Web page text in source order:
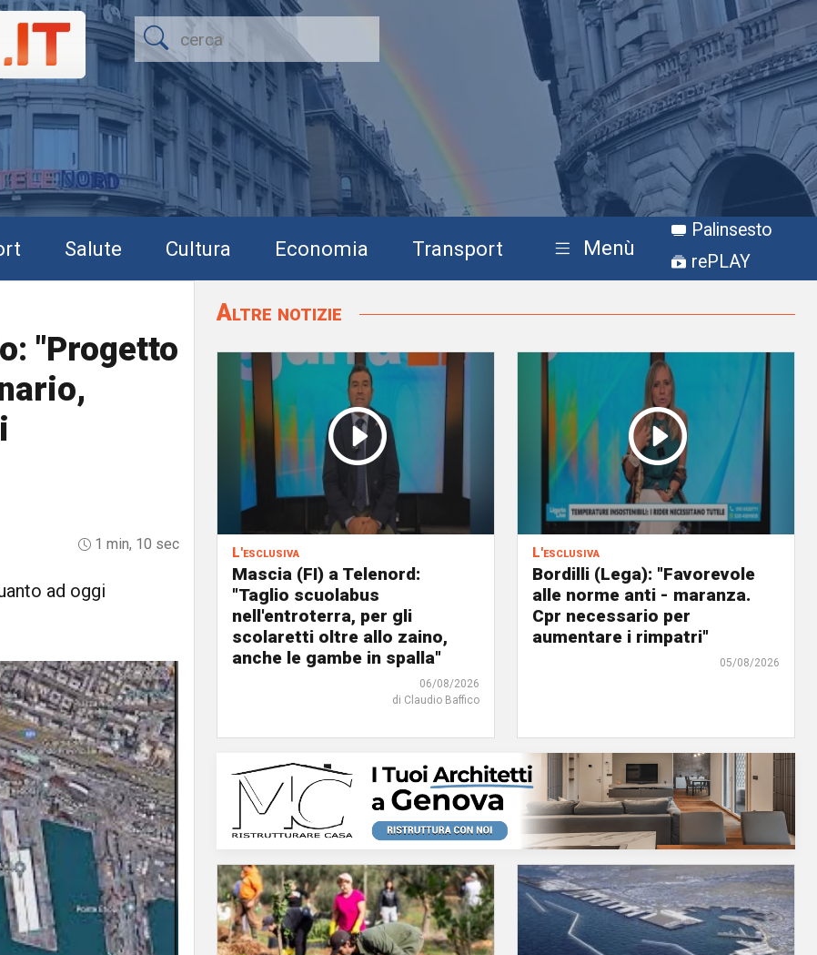
Salute Cultura Economia Transport Menù
Palinsesto
rePLAY
"Progetto
1 min, 10 sec
ad oggi
Altre notizie
L'esclusiva
Mascia (FI) a Telenord:
"Taglio scuolabus
nell'entroterra, per gli
scolaretti oltre allo zaino,
anche le gambe in spalla"
06/08/2026
di Claudio Baffico
L'esclusiva
Bordilli (Lega): "Favorevole
alle norme anti - maranza.
Cpr necessario per
aumentare i rimpatri"
05/08/2026